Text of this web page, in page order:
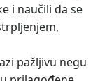
i naučili da se
pažljivu negu